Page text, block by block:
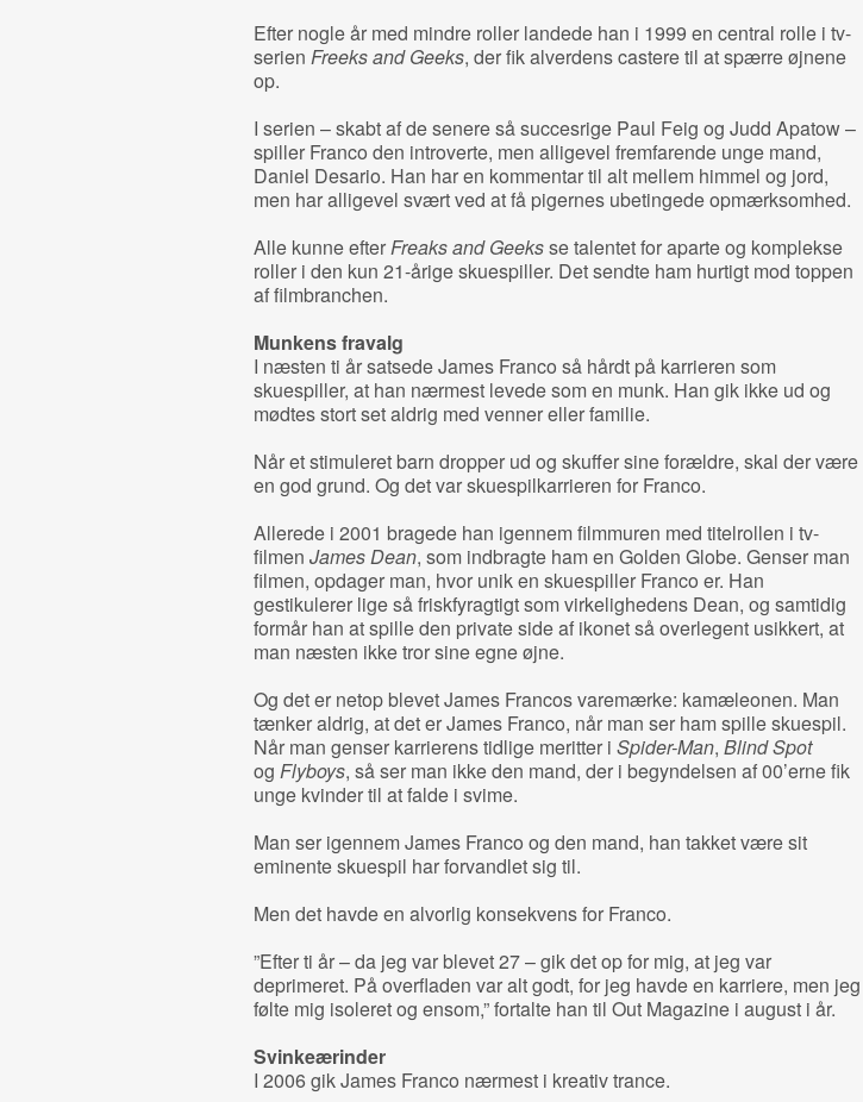
Efter nogle år med mindre roller landede han i 1999 en central rolle i tv-
serien Freeks and Geeks, der fik alverdens castere til at spærre øjnene
op.
I serien – skabt af de senere så succesrige Paul Feig og Judd Apatow –
spiller Franco den introverte, men alligevel fremfarende unge mand,
Daniel Desario. Han har en kommentar til alt mellem himmel og jord,
men har alligevel svært ved at få pigernes ubetingede opmærksomhed.
Alle kunne efterFreaks and Geeksse talentet for aparte og komplekse
roller i den kun 21-årige skuespiller. Det sendte ham hurtigt mod toppen
af filmbranchen.
Munkens fravalg
I næsten ti år satsede James Franco så hårdt på karrieren som
skuespiller, at han nærmest levede som en munk. Han gik ikke ud og
mødtes stort set aldrig med venner eller familie.
Når et stimuleret barn dropper ud og skuffer sine forældre, skal der være
en god grund. Og det var skuespilkarrieren for Franco.
Allerede i 2001 bragede han igennem filmmuren med titelrollen i tv-
filmen James Dean, som indbragte ham en Golden Globe. Genser man
filmen, opdager man, hvor unik en skuespiller Franco er. Han
gestikulerer lige så friskfyragtigt som virkelighedens Dean, og samtidig
formår han at spille den private side af ikonet så overlegent usikkert, at
man næsten ikke tror sine egne øjne.
Og det er netop blevet James Francos varemærke: kamæleonen. Man
tænker aldrig, at det er James Franco, når man ser ham spille skuespil.
Når man genser karrierens tidlige meritter i Spider-Man, Blind Spot
og Flyboys, så ser man ikke den mand, der i begyndelsen af 00’erne fik
unge kvinder til at falde i svime.
Man ser igennem James Franco og den mand, han takket være sit
eminente skuespil har forvandlet sig til.
Men det havde en alvorlig konsekvens for Franco.
”Efter ti år – da jeg var blevet 27 – gik det op for mig, at jeg var
deprimeret. På overfladen var alt godt, for jeg havde en karriere, men jeg
følte mig isoleret og ensom,” fortalte han til Out Magazine i august i år.
Svinkeærinder
I 2006 gik James Franco nærmest i kreativ trance.